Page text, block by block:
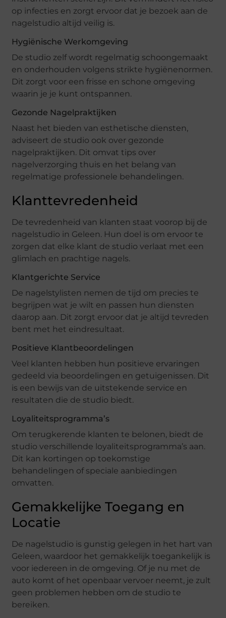
op infecties en zorgt ervoor dat je bezoek aan de
nagelstudio altijd veilig is.
Hygiënische Werkomgeving
De studio zelf wordt regelmatig schoongemaakt
en onderhouden volgens strikte hygiënenormen.
Dit zorgt voor een frisse en schone omgeving
waarin je je kunt ontspannen.
Gezonde Nagelpraktijken
Naast het bieden van esthetische diensten,
adviseert de studio ook over gezonde
nagelpraktijken. Dit omvat tips over
nagelverzorging thuis en het belang van
regelmatige professionele behandelingen.
Klanttevredenheid
De tevredenheid van klanten staat voorop bij de
nagelstudio in Geleen. Hun doel is om ervoor te
zorgen dat elke klant de studio verlaat met een
glimlach en prachtige nagels.
Klantgerichte Service
De nagelstylisten nemen de tijd om precies te
begrijpen wat je wilt en passen hun diensten
daarop aan. Dit zorgt ervoor dat je altijd tevreden
bent met het eindresultaat.
Positieve Klantbeoordelingen
Veel klanten hebben hun positieve ervaringen
gedeeld via beoordelingen en getuigenissen. Dit
is een bewijs van de uitstekende service en
resultaten die de studio biedt.
Loyaliteitsprogramma’s
Om terugkerende klanten te belonen, biedt de
studio verschillende loyaliteitsprogramma’s aan.
Dit kan kortingen op toekomstige
behandelingen of speciale aanbiedingen
omvatten.
Gemakkelijke Toegang en
Locatie
De nagelstudio is gunstig gelegen in het hart van
Geleen, waardoor het gemakkelijk toegankelijk is
voor iedereen in de omgeving. Of je nu met de
auto komt of het openbaar vervoer neemt, je zult
geen problemen hebben om de studio te
bereiken.